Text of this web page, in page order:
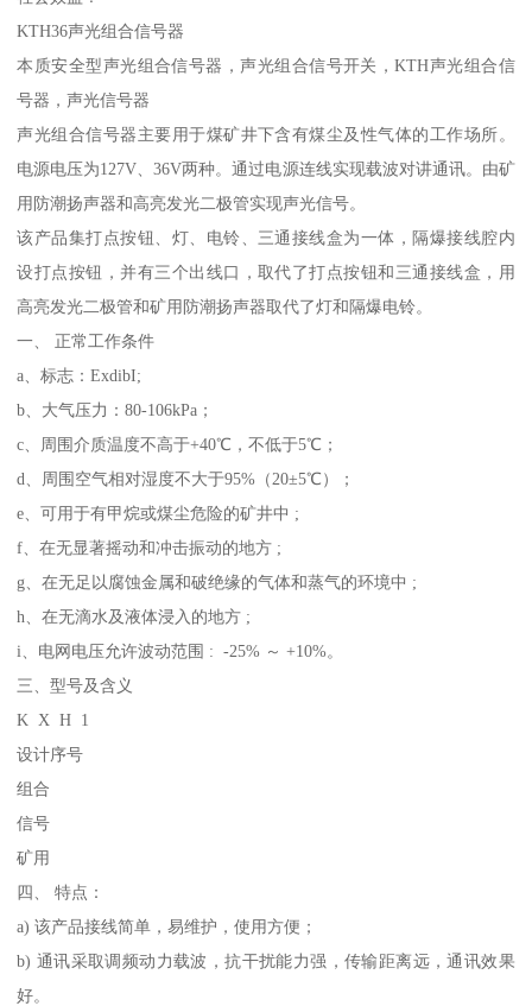
KTH36声光组合信号器
本质安全型声光组合信号器，声光组合信号开关，KTH声光组合信
号器，声光信号器
声光组合信号器主要用于煤矿井下含有煤尘及性气体的工作场所。
电源电压为127V、36V两种。通过电源连线实现载波对讲通讯。由矿
用防潮扬声器和高亮发光二极管实现声光信号。
该产品集打点按钮、灯、电铃、三通接线盒为一体，隔爆接线腔内
设打点按钮，并有三个出线口，取代了打点按钮和三通接线盒，用
高亮发光二极管和矿用防潮扬声器取代了灯和隔爆电铃。
一、 正常工作条件
a、标志：ExdibI;
b、大气压力：80-106kPa；
c、周围介质温度不高于+40℃，不低于5℃；
d、周围空气相对湿度不大于95%（20±5℃）；
e、可用于有甲烷或煤尘危险的矿井中 ;
f、在无显著摇动和冲击振动的地方 ;
g、在无足以腐蚀金属和破绝缘的气体和蒸气的环境中 ;
h、在无滴水及液体浸入的地方 ;
i、电网电压允许波动范围 : -25% ～ +10%。
三、型号及含义
K X H 1
设计序号
组合
信号
矿用
四、 特点：
a) 该产品接线简单，易维护，使用方便；
b) 通讯采取调频动力载波，抗干扰能力强，传输距离远，通讯效果
好。